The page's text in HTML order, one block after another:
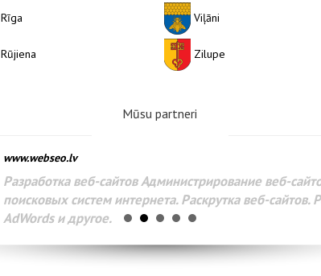
Rīga
Rūjiena
Viļāni
Zilupe
Mūsu partneri
www.webseo.lv
Разработка веб-сайтов Администрирование веб-
поисковых систем интернета. Раскрутка веб-
AdWords и другое.